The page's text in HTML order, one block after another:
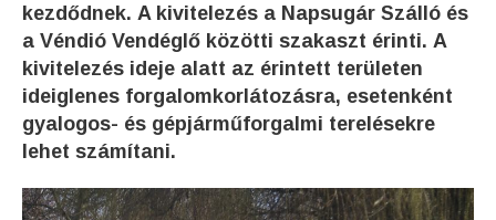
kezdődnek. A kivitelezés a Napsugár Szálló és
a Véndió Vendéglő közötti szakaszt érinti. A
kivitelezés ideje alatt az érintett területen
ideiglenes forgalomkorlátozásra, esetenként
gyalogos- és gépjárműforgalmi terelésekre
lehet számítani.